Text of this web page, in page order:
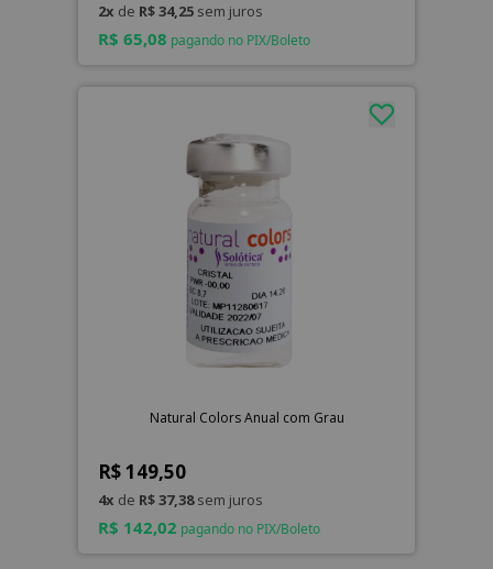
2x de R$ 34,25sem juros
R$ 65,08 pagando no PIX/Boleto
Natural Colors Anual com Grau
R$ 149,50
4x de R$ 37,38sem juros
R$ 142,02 pagando no PIX/Boleto